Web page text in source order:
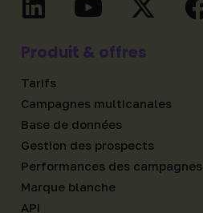
Produit & offres
Tarifs
Campagnes multicanales
Base de données
Gestion des prospects
Performances des campagnes
Marque blanche
API